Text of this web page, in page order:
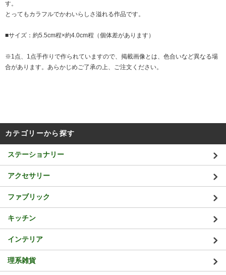
す。
とってもカラフルでかわいらしさ溢れる作品です。
■サイズ：約5.5cm程×約4.0cm程（個体差があります）
※1点、1点手作りで作られていますので、掲載画像とは、色合いなど異なる場
合があります。あらかじめご了承の上、ご注文ください。
カテゴリーから探す
ステーショナリー
アクセサリー
ファブリック
キッチン
インテリア
理系雑貨